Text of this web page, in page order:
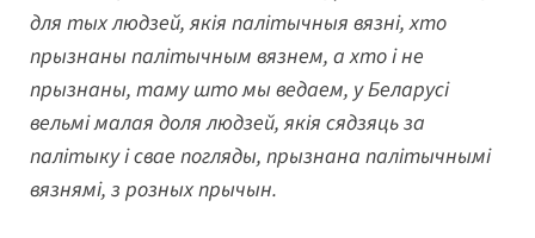
для тых людзей, якія палітычныя вязні, хто
прызнаны палітычным вязнем, а хто і не
прызнаны, таму што мы ведаем, у Беларусі
вельмі малая доля людзей, якія сядзяць за
палітыку і свае погляды, прызнана палітычнымі
вязнямі, з розных прычын.